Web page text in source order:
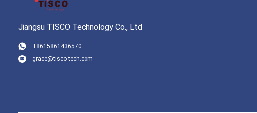
Jiangsu TISCO Technology Co., Ltd
+8615861436570
grace@tisco-tech.com